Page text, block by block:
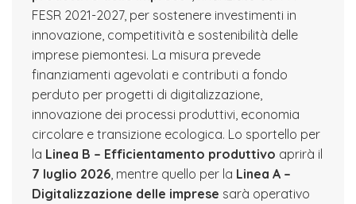
FESR 2021-2027, per sostenere investimenti in
innovazione, competitività e sostenibilità delle
imprese piemontesi. La misura prevede
finanziamenti agevolati e contributi a fondo
perduto per progetti di digitalizzazione,
innovazione dei processi produttivi, economia
circolare e transizione ecologica. Lo sportello per
la Linea B – Efficientamento produttivo aprirà il
7 luglio 2026 , mentre quello per la Linea A –
Digitalizzazione delle imprese sarà operativo